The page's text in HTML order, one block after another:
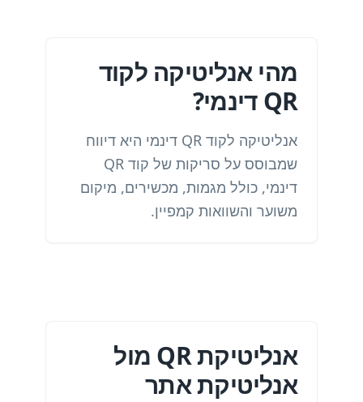
מהי אנליטיקה לקוד
QR דינמי?
אנליטיקה לקוד QR דינמי היא דיווח
שמבוסס על סריקות של קוד QR
דינמי, כולל מגמות, מכשירים, מיקום
משוער והשוואות קמפיין.
אנליטיקת QR מול
אנליטיקת אתר